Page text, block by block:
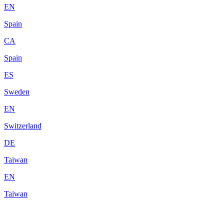
EN
Spain
CA
Spain
ES
Sweden
EN
Switzerland
DE
Taiwan
EN
Taiwan